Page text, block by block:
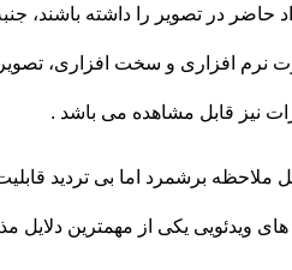
حاضر در تصویر را داشته باشند،
نرم افزاری و سخت افزاری،
نیز قابل مشاهده می باشد .
ملاحظه برشمرد اما بی تردید
ویدئویی یکی از مهمترین دلایل